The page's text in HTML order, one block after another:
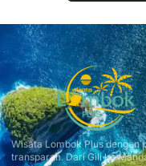
Wisata Lombok Plus dengan
transparan. Dari Gili ke